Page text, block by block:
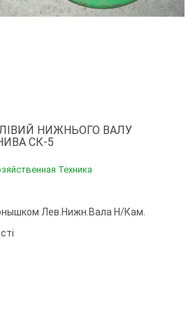
НИЖНЬОГО ВАЛУ
СК-5
Техника
Лев.нижн.вала Н/кам.